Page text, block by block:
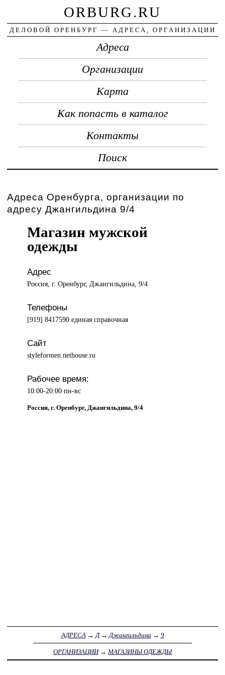
ORBURG.RU
ДЕЛОВОЙ ОРЕНБУРГ — АДРЕСА, ОРГАНИЗАЦИИ
Адреса
Организации
Карта
Как попасть в каталог
Контакты
Поиск
Адреса Оренбурга, организации по
адресу Джангильдина 9/4
Магазин мужской
одежды
Адрес
Россия, г. Оренбург, Джангильдина, 9/4
Телефоны
[919] 8417590 единая справочная
Сайт
styleformen.nethouse.ru
Рабочее время:
10:00-20:00 пн-вс
Россия, г. Оренбург, Джангильдина, 9/4
АДРЕСА → Д→ Джангильдина → 9
ОРГАНИЗАЦИИ→ МАГАЗИНЫ ОДЕЖДЫ